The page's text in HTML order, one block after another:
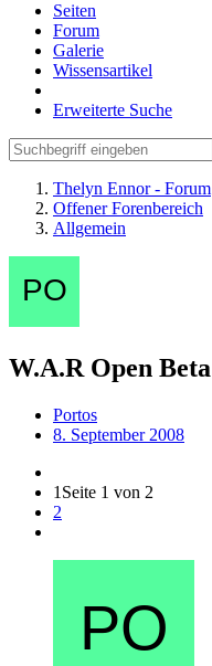
Seiten
Forum
Galerie
Wissensartikel
Erweiterte Suche
Thelyn Ennor - Forum
Offener Forenbereich
Allgemein
W.A.R Open Beta
Portos
8. September 2008
1 Seite 1 von 2
2